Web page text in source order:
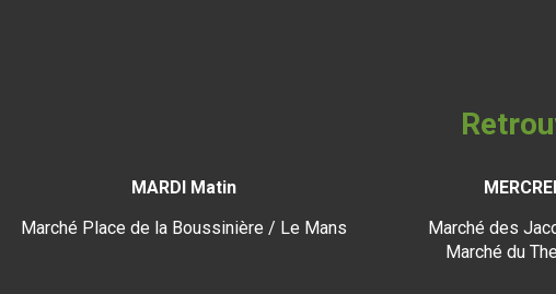
MARDI Matin
Marché Place de la Boussinière / Le Mans
Marché des
Marché du